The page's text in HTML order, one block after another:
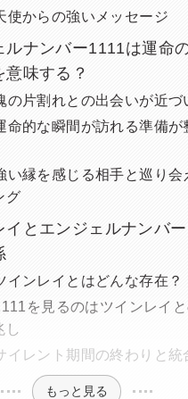
使からの強いメッセージ
ルナンバー1111は運命
意味する？
の片割れとの出会いが近づ
命的な瞬間が訪れる準備が
い縁を感じる相手と巡り会
グ
イとエンジェルナンバ
インレイとはどんな存在？
を見るのはツインレイ
し
イレント期間の終わりと統
もっと見る